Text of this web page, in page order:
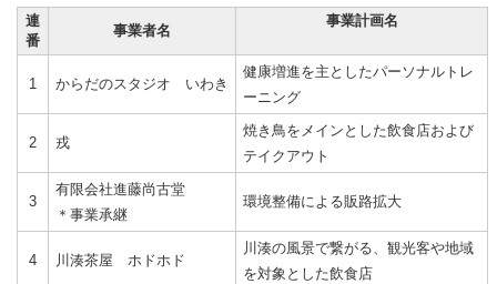
連
番
事業者名
事業計画名
1 からだのスタジオ いわき
健康増進を主としたパーソナルトレ
ーニング
2 戎
焼き鳥をメインとした飲食店および
テイクアウト
3
有限会社進藤尚古堂
＊事業承継
環境整備による販路拡大
4 川湊茶屋 ホドホド
川湊の風景で繋がる、観光客や地域
を対象とした飲食店